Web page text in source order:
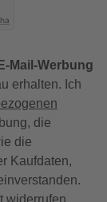
Mail-Werbung
erhalten. Ich
die
die
Kaufdaten,